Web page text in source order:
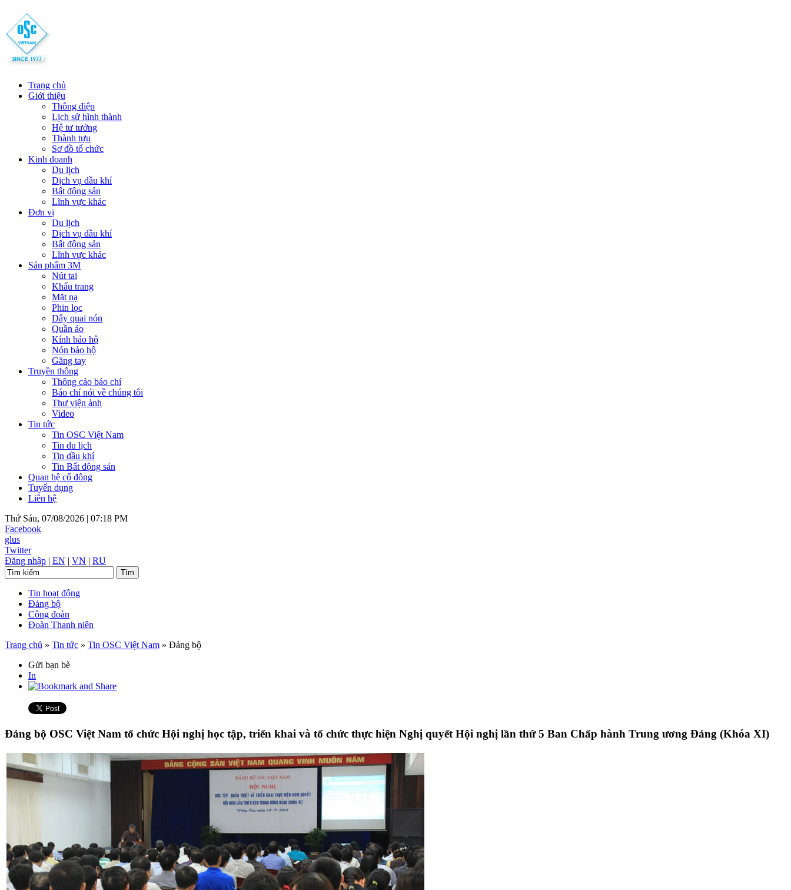
Trang chủ
Giới thiệu
Thông điệp
Lịch sử hình thành
Hệ tư tưởng
Thành tựu
Sơ đồ tổ chức
Kinh doanh
Du lịch
Dịch vụ dầu khí
Bất động sản
Lĩnh vực khác
Đơn vị
Du lịch
Dịch vụ dầu khí
Bất động sản
Lĩnh vực khác
Sản phẩm 3M
Nút tai
Khẩu trang
Mặt nạ
Phin lọc
Dây quai nón
Quần áo
Kính bảo hộ
Nón bảo hộ
Găng tay
Truyền thông
Thông cáo báo chí
Báo chí nói về chúng tôi
Thư viện ảnh
Video
Tin tức
Tin OSC Việt Nam
Tin du lịch
Tin dầu khí
Tin Bất động sản
Quan hệ cổ đông
Tuyển dụng
Liên hệ
Thứ Sáu, 07/08/2026 | 07:18 PM
Facebook
glus
Twitter
Đăng nhập | EN | VN | RU
Tin hoạt động
Đảng bộ
Công đoàn
Đoàn Thanh niên
Trang chủ » Tin tức » Tin OSC Việt Nam » Đảng bộ
Gửi bạn bè
In
Đảng bộ OSC Việt Nam tổ chức Hội nghị học tập, triển khai và tổ chức thực hiện Nghị quyết Hội nghị lần thứ 5 Ban Chấp hành Trung ương Đảng (Khóa XI)